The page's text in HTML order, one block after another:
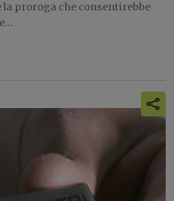
proroga che consentirebbe